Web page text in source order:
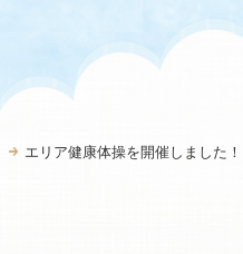
エリア健康体操を開催しました！